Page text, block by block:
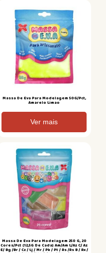
Massa De Eva Para Modelagem 50G/Pct,
Amarelo Limao
Ver mais
Massa De Eva Para Modelagem 250 G, 20
Cores/Pct (12,5G De Cada) Am/Am L/Az C/ Az
E/ Bg /Br / Cz / Lj / Mr / Pk / Pt / Rs /Rs B / Rx /